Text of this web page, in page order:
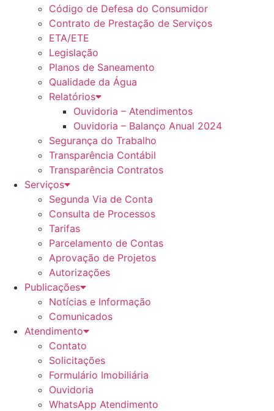
Código de Defesa do Consumidor
Contrato de Prestação de Serviços
ETA/ETE
Legislação
Planos de Saneamento
Qualidade da Água
Relatórios
Ouvidoria – Atendimentos
Ouvidoria – Balanço Anual 2024
Segurança do Trabalho
Transparência Contábil
Transparência Contratos
Serviços
Segunda Via de Conta
Consulta de Processos
Tarifas
Parcelamento de Contas
Aprovação de Projetos
Autorizações
Publicações
Notícias e Informação
Comunicados
Atendimento
Contato
Solicitações
Formulário Imobiliária
Ouvidoria
WhatsApp Atendimento